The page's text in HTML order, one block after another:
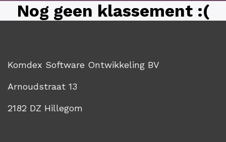
Nog geen klassement :(
Komdex Software Ontwikkeling BV
Arnoudstraat 13
2182 DZ Hillegom